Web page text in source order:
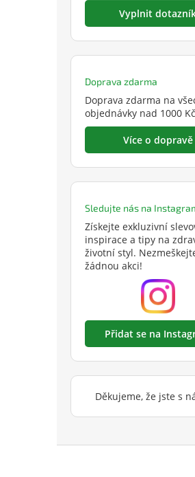
Vyplnit
Doprava zdarma
Doprava zdarma na
objednávky nad 1000
Více o dopravě
Sledujte nás na
Získejte exkluzivní
inspirace a tipy na
životní styl.
žádnou akci!
Přidat se na
Děkujeme, že jste s